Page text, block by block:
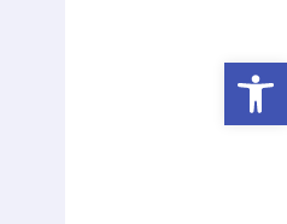
Werkzeugleiste öffnen